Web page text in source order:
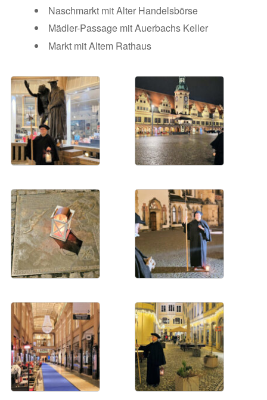
Naschmarkt mit Alter Handelsbörse
Mädler-Passage mit Auerbachs Keller
Markt mit Altem Rathaus